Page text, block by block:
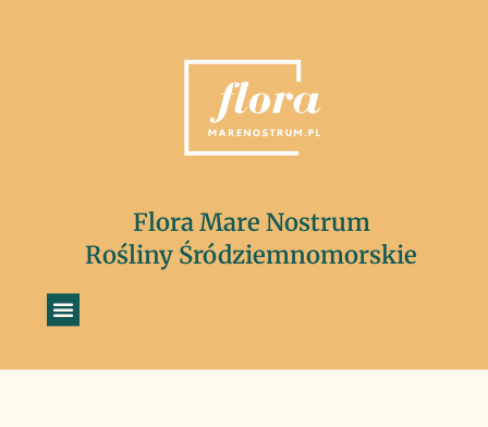
Flora Mare Nostrum
Rośliny Śródziemnomorskie